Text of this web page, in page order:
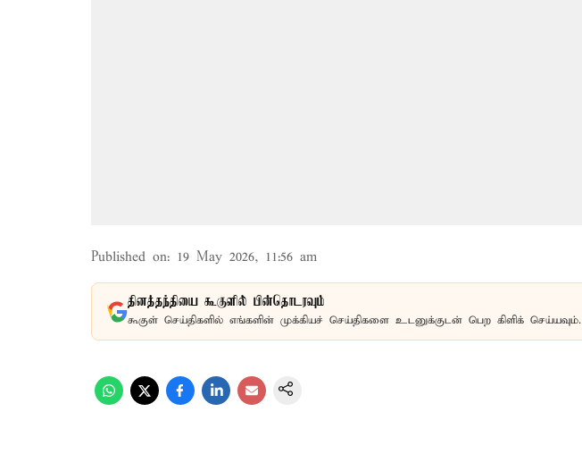
Published on: 19 May 2026, 11:56 am
தினத்தந்தியை கூகுளில் பின்தொடரவும்
கூகுள் செய்திகளில் எங்களின் முக்கியச் செய்திகளை உடனுக்குடன் பெற கிளிக் செய்யவும்.